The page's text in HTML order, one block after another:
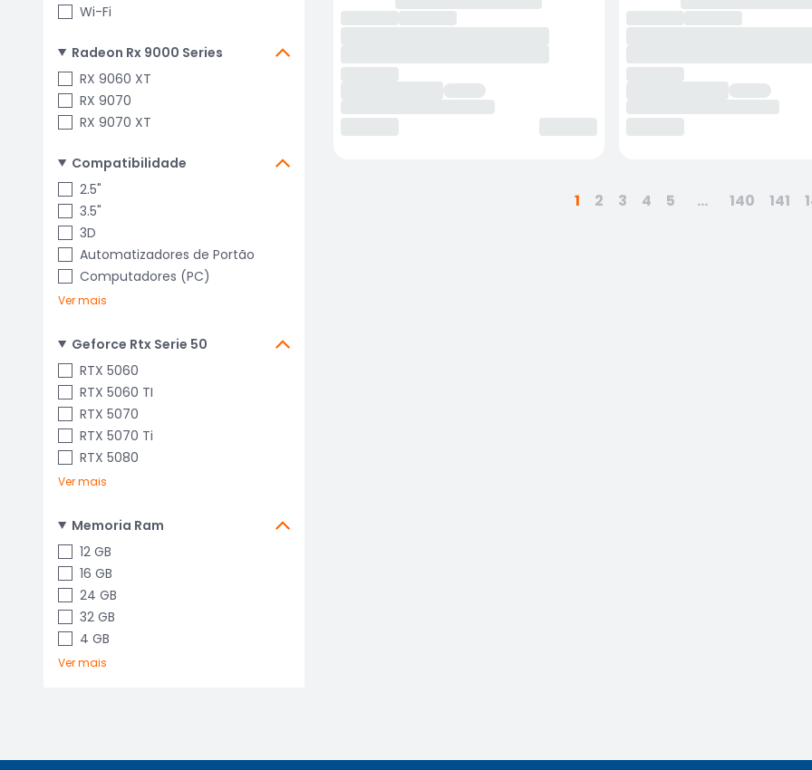
Wi-Fi
Radeon Rx 9000 Series
RX 9060 XT
RX 9070
RX 9070 XT
Compatibilidade
2.5"
3.5"
3D
Automatizadores de Portão
Computadores (PC)
Ver mais
Geforce Rtx Serie 50
RTX 5060
RTX 5060 TI
RTX 5070
RTX 5070 Ti
RTX 5080
Ver mais
Memoria Ram
12 GB
16 GB
24 GB
32 GB
4 GB
Ver mais
1 2 3 4 5 ... 140 141